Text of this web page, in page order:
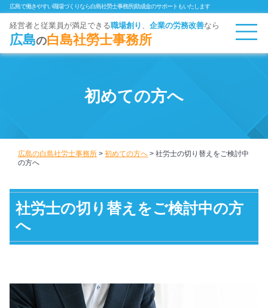
広島で働きやすい職場づくりなら白島社勞士事務所|助成金のサポートもいたします
経営者と従業員が満足できる職場創り 企業の労務改善なら
広島の白島社勞士事務所
初めての方へ
広島の白島社労士事務所 >初めての方へ >社労士の切り替えをご検討中
の方へ
社労士の切り替えをご検討中の方
へ